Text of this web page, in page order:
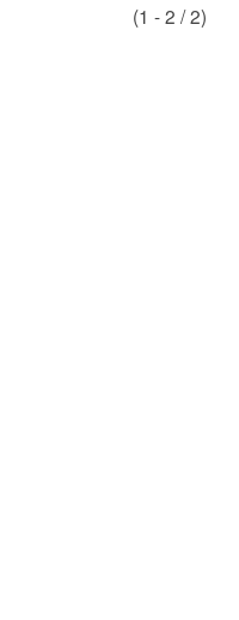
(1 - 2 / 2)